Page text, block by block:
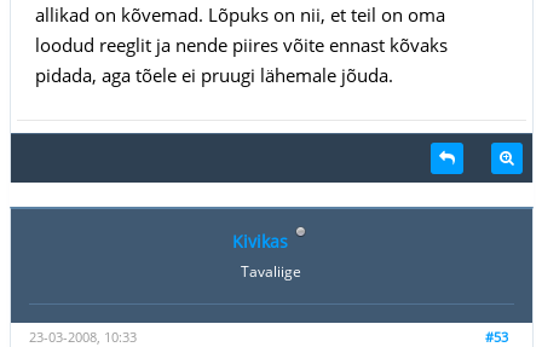
allikad on kõvemad. Lõpuks on nii, et teil on oma
loodud reeglit ja nende piires võite ennast kõvaks
pidada, aga tõele ei pruugi lähemale jõuda.
Kivikas
Tavaliige
#53
23-03-2008, 10:33